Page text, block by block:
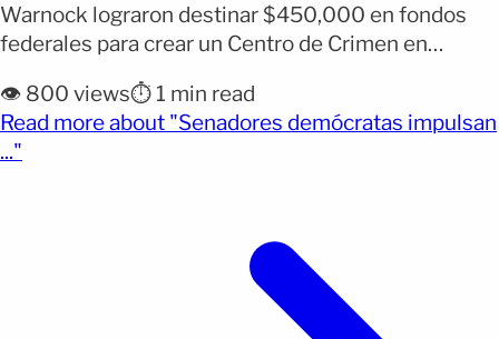
Warnock lograron destinar $450,000 en fondos
federales para crear un Centro de Crimen en
Norcross, Georgia, con el objetivo de fortalecer la
seguridad pública y mejorar la coordinación entre
las fuerzas del orden. Por qué importa: El nuevo
👁️ 800 views⏱️ 1 min read
Read more about "Senadores demócratas impulsan
..."